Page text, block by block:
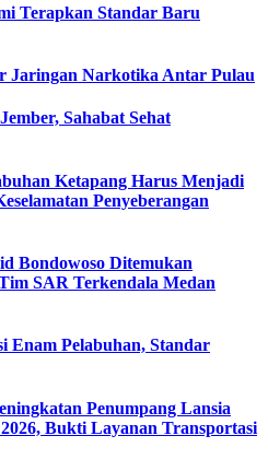
Terapkan Standar Baru
Jaringan Narkotika Antar Pulau
Sahabat Sehat
Ketapang Harus Menjadi
Penyeberangan
Bondowoso Ditemukan
SAR Terkendala Medan
Enam Pelabuhan, Standar
Penumpang Lansia
Bukti Layanan Transportasi